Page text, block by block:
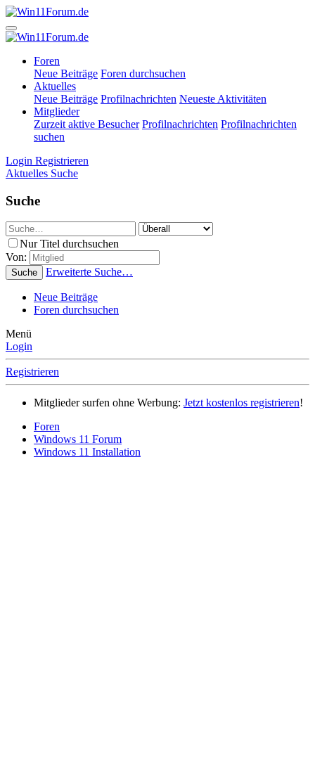
Foren
Neue Beiträge Foren durchsuchen
Aktuelles
Neue Beiträge Profilnachrichten Neueste Aktivitäten
Mitglieder
Zurzeit aktive Besucher Profilnachrichten Profilnachrichten
suchen
Login Registrieren
Aktuelles Suche
Suche
Nur Titel durchsuchen
Von:
Suche Erweiterte Suche…
Neue Beiträge
Foren durchsuchen
Menü
Login
Registrieren
Mitglieder surfen ohne Werbung: Jetzt kostenlos registrieren!
Foren
Windows 11 Forum
Windows 11 Installation